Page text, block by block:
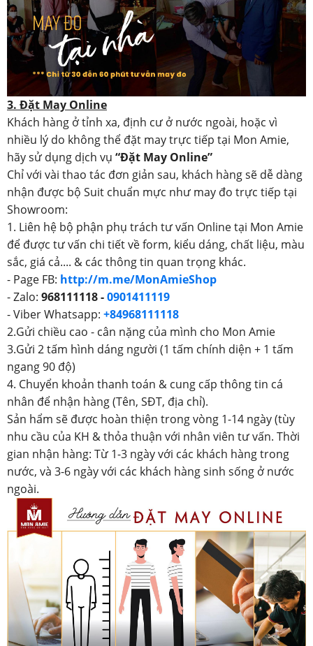
3. Đặt May Online
Khách hàng ở tỉnh xa, định cư ở nước ngoài, hoặc vì
nhiều lý do không thể đặt may trực tiếp tại Mon Amie,
hãy sử dụng dịch vụ “Đặt May Online”
Chỉ với vài thao tác đơn giản sau, khách hàng sẽ dễ dàng
nhận được bộ Suit chuẩn mực như may đo trực tiếp tại
Showroom:
1. Liên hệ bộ phận phụ trách tư vấn Online tại Mon Amie
để được tư vấn chi tiết về form, kiểu dáng, chất liệu, màu
sắc, giá cả.... & các thông tin quan trọng khác.
- Page FB: http://m.me/MonAmieShop
- Zalo: 968111118 -0901411119
- Viber Whatsapp: +84968111118
2.Gửi chiều cao - cân nặng của mình cho Mon Amie
3.Gửi 2 tấm hình dáng người (1 tấm chính diện + 1 tấm
ngang 90 độ)
4. Chuyển khoản thanh toán & cung cấp thông tin cá
nhân để nhận hàng (Tên, SĐT, địa chỉ).
Sản hẩm sẽ được hoàn thiện trong vòng 1-14 ngày (tùy
nhu cầu của KH & thỏa thuận với nhân viên tư vấn. Thời
gian nhận hàng: Từ 1-3 ngày với các khách hàng trong
nước, và 3-6 ngày với các khách hàng sinh sống ở nước
ngoài.